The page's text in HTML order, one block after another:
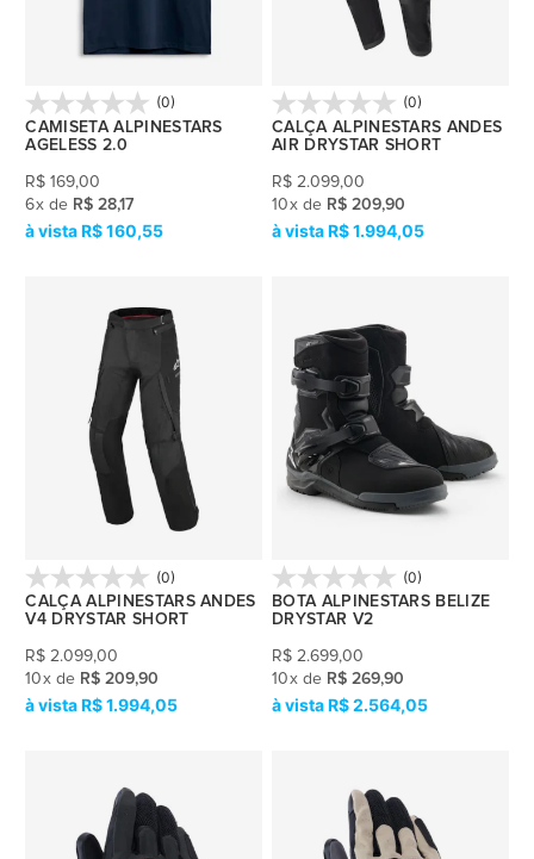
(0)
CAMISETA ALPINESTARS
AGELESS 2.0
R$ 169,00
6x de R$ 28,17
R$ 160,55
(0)
CALÇA ALPINESTARS ANDES
AIR DRYSTAR SHORT
R$ 2.099,00
10x de R$ 209,90
R$ 1.994,05
(0)
CALÇA ALPINESTARS ANDES
V4 DRYSTAR SHORT
R$ 2.099,00
10x de R$ 209,90
R$ 1.994,05
(0)
BOTA ALPINESTARS BELIZE
DRYSTAR V2
R$ 2.699,00
10x de R$ 269,90
R$ 2.564,05